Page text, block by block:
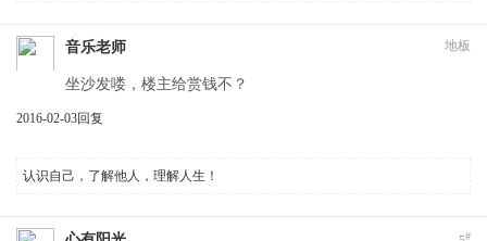
地板
音乐老师
坐沙发喽，楼主给赏钱不？
2016-02-03回复
认识自己，了解他人，理解人生！
#